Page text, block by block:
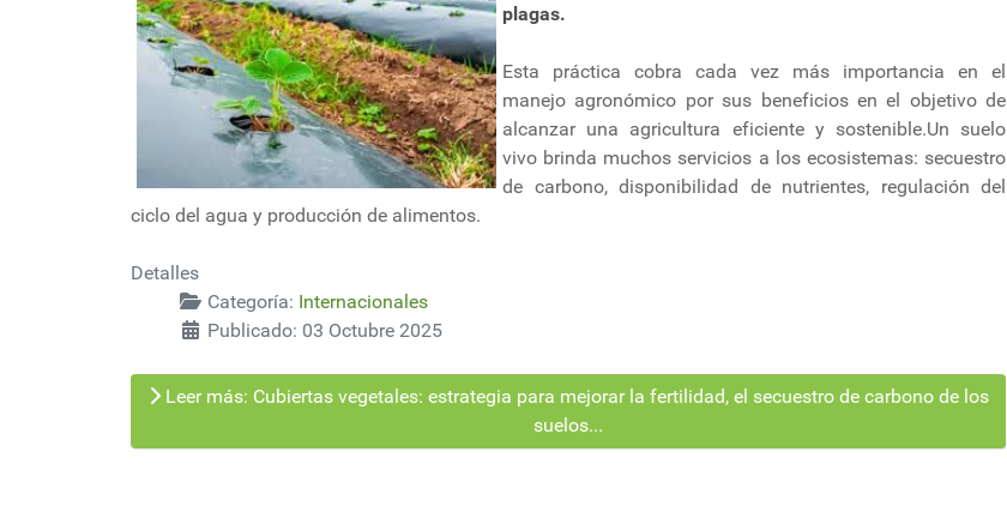
plagas.
Esta práctica cobra cada vez más importancia en el
manejo agronómico por sus beneficios en el objetivo de
alcanzar una agricultura eficiente y sostenible.Un suelo
vivo brinda muchos servicios a los ecosistemas: secuestro
de carbono, disponibilidad de nutrientes, regulación del
ciclo del agua y producción de alimentos.
Detalles
Categoría: Internacionales
Publicado: 03 Octubre 2025
Leer más: Cubiertas vegetales: estrategia para mejorar la fertilidad, el secuestro de carbono de los
suelos...